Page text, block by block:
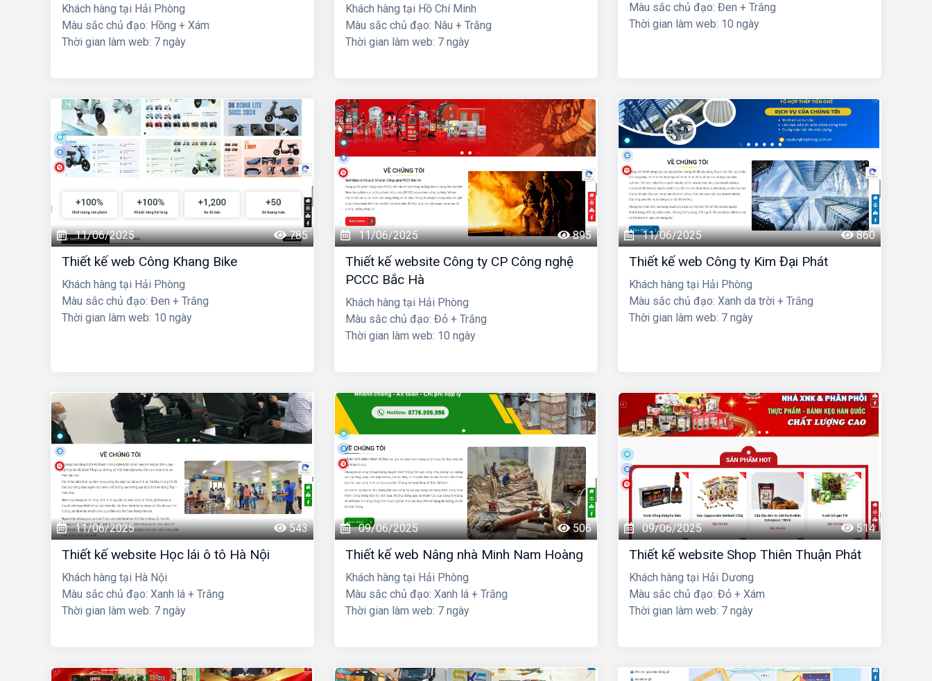
Khách hàng tại Hải Phòng
Màu sắc chủ đạo: Hồng + Xám
Thời gian làm web: 7 ngày
Khách hàng tại Hồ Chí Minh
Màu sắc chủ đạo: Nâu + Trắng
Thời gian làm web: 7 ngày
Màu sắc chủ đạo: Đen + Trắng
Thời gian làm web: 10 ngày
11/06/2025 785
Thiết kế web Công Khang Bike
Khách hàng tại Hải Phòng
Màu sắc chủ đạo: Đen + Trắng
Thời gian làm web: 10 ngày
11/06/2025 895
Thiết kế website Công ty CP Công nghệ
PCCC Bắc Hà
Khách hàng tại Hải Phòng
Màu sắc chủ đạo: Đỏ + Trắng
Thời gian làm web: 10 ngày
11/06/2025 860
Thiết kế web Công ty Kim Đại Phát
Khách hàng tại Hải Phòng
Màu sắc chủ đạo: Xanh da trời + Trắng
Thời gian làm web: 7 ngày
11/06/2025 543
Thiết kế website Học lái ô tô Hà Nội
Khách hàng tại Hà Nội
Màu sắc chủ đạo: Xanh lá + Trắng
Thời gian làm web: 7 ngày
09/06/2025 506
Thiết kế web Nâng nhà Minh Nam Hoàng
Khách hàng tại Hải Phòng
Màu sắc chủ đạo: Xanh lá + Trắng
Thời gian làm web: 7 ngày
09/06/2025 514
Thiết kế website Shop Thiên Thuận Phát
Khách hàng tại Hải Dương
Màu sắc chủ đạo: Đỏ + Xám
Thời gian làm web: 7 ngày